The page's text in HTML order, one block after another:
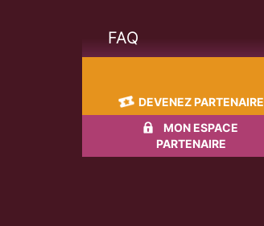
FAQ
DEVENEZ PARTENAIRE
MON ESPACE
PARTENAIRE